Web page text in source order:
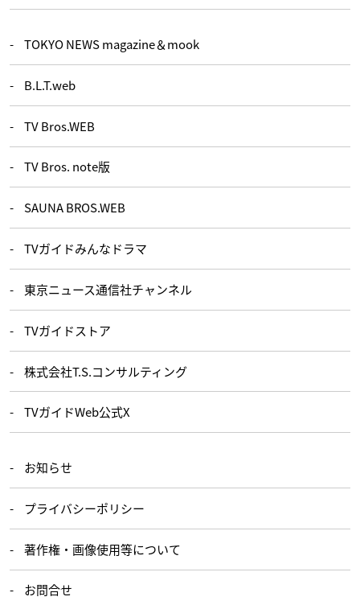
TOKYO NEWS magazine＆mook
B.L.T.web
TV Bros.WEB
TV Bros. note版
SAUNA BROS.WEB
TVガイドみんなドラマ
東京ニュース通信社チャンネル
TVガイドストア
株式会社T.S.コンサルティング
TVガイドWeb公式X
お知らせ
プライバシーポリシー
著作権・画像使用等について
お問合せ